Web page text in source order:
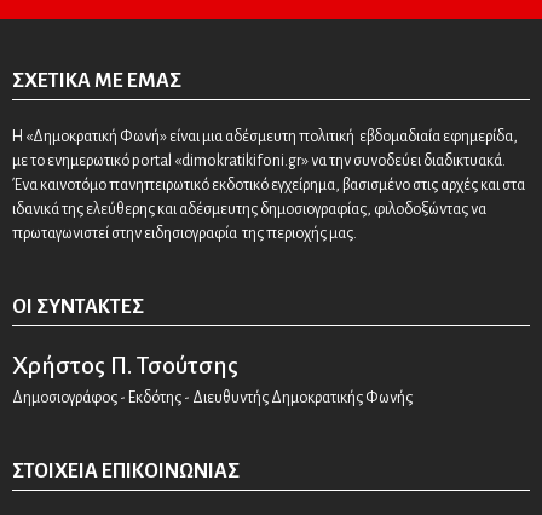
ΣΧΕΤΙΚΆ ΜΕ ΕΜΆΣ
Η «Δημοκρατική Φωνή» είναι μια αδέσμευτη πολιτική εβδομαδιαία εφημερίδα,
με το ενημερωτικό portal «dimokratikifoni.gr» να την συνοδεύει διαδικτυακά.
Ένα καινοτόμο πανηπειρωτικό εκδοτικό εγχείρημα, βασισμένο στις αρχές και στα
ιδανικά της ελεύθερης και αδέσμευτης δημοσιογραφίας, φιλοδοξώντας να
πρωταγωνιστεί στην ειδησιογραφία της περιοχής μας.
ΟΙ ΣΥΝΤΆΚΤΕΣ
Χρήστος Π. Τσούτσης
Δημοσιογράφος - Εκδότης - Διευθυντής Δημοκρατικής Φωνής
ΣΤΟΙΧΕΊΑ ΕΠΙΚΟΙΝΩΝΊΑΣ